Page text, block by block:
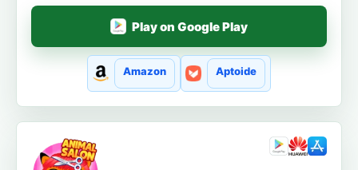
Play on Google Play
Amazon Aptoide